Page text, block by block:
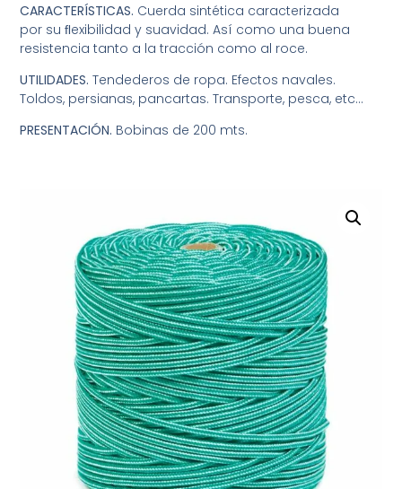
CARACTERÍSTICAS. Cuerda sintética caracterizada
por su ﬂexibilidad y suavidad. Así como una buena
resistencia tanto a la tracción como al roce.
UTILIDADES.Tendederos de ropa. Efectos navales.
Toldos, persianas, pancartas. Transporte, pesca, etc…
PRESENTACIÓN. Bobinas de 200 mts.